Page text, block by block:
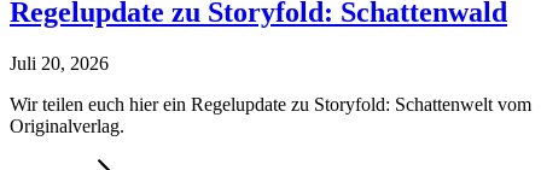
Regelupdate zu Storyfold: Schattenwald
Juli 20, 2026
Wir teilen euch hier ein Regelupdate zu Storyfold: Schattenwelt vom
Originalverlag.